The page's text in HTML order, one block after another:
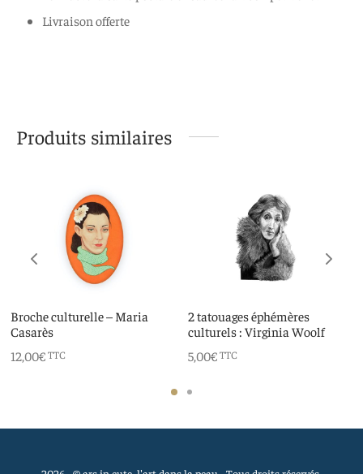
Livraison offerte
Produits similaires
Broche culturelle – Maria
Casarès
12,00€ TTC
2 tatouages éphémères
culturels : Virginia Woolf
5,00€ TTC